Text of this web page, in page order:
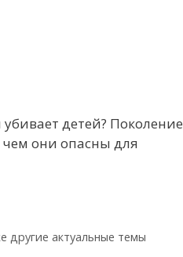
детей? Поколение
они опасны для
другие актуальные темы